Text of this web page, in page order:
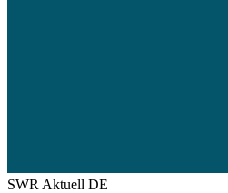
SWR Aktuell DE